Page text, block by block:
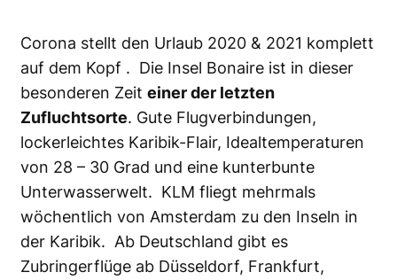
Corona stellt den Urlaub 2020 & 2021 komplett
auf dem Kopf . Die Insel Bonaire ist in dieser
besonderen Zeit einer der letzten
Zufluchtsorte. Gute Flugverbindungen,
lockerleichtes Karibik-Flair, Idealtemperaturen
von 28 – 30 Grad und eine kunterbunte
Unterwasserwelt. KLM fliegt mehrmals
wöchentlich von Amsterdam zu den Inseln in
der Karibik. Ab Deutschland gibt es
Zubringerflüge ab Düsseldorf, Frankfurt,